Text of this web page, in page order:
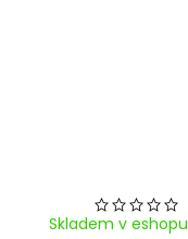
Skladem v eshopu